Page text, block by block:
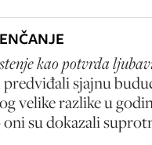
kao potvrda
sjajnu
velike razlike u
oni su dokazali